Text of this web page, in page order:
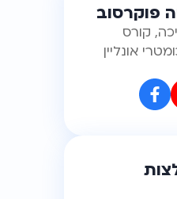
פוקרסוב
קורס
אונליין